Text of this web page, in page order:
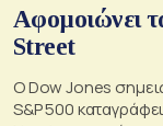
Αφομοιώνει
Street
Ο Dow Jones
S&P 500